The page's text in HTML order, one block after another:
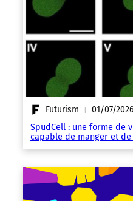
Futurism | 01/07/2026
SpudCell : une forme de
capable de manger et